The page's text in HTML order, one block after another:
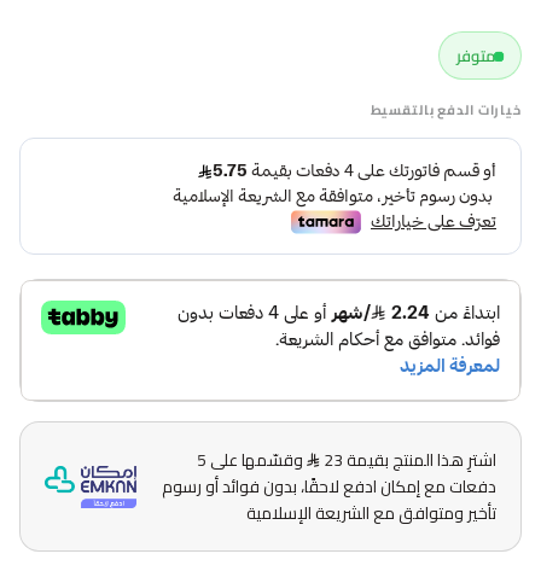
متوفر
خيارات الدفع بالتقسيط
اشترِ هذا المنتج بقيمة 23
وقسّمها على 5
دفعات مع إمكان ادفع لاحقًا، بدون فوائد أو رسوم
تأخير ومتوافق مع الشريعة الإسلامية